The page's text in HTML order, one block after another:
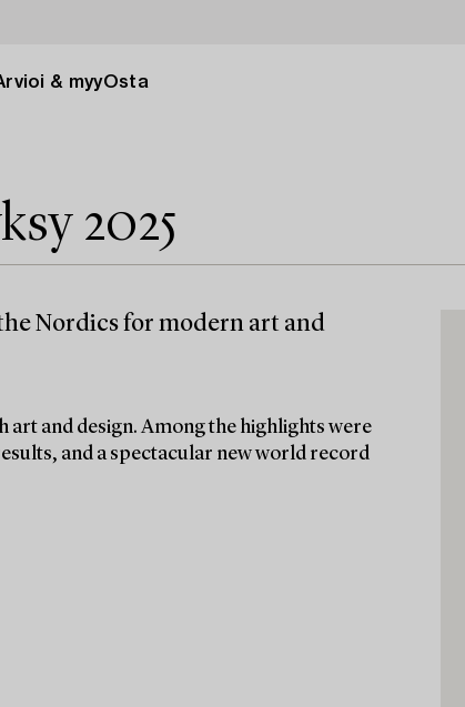
& myyOsta
2025
Nordics for modern art and
and design. Among the highlights were
and a spectacular new world record